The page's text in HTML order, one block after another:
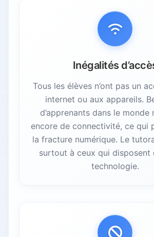
Inégalités
Tous les élèves n’ont pas un
internet ou aux appareils.
d’apprenants dans le monde
encore de connectivité, ce qui
la fracture numérique. Le
surtout à ceux qui disposent
technologie.